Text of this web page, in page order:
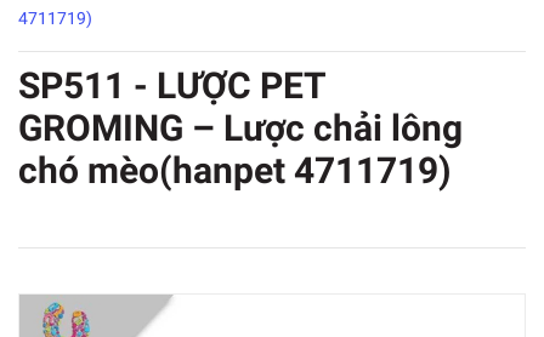
4711719)
SP511 - LƯỢC PET
GROMING – Lược chải lông
chó mèo(hanpet 4711719)